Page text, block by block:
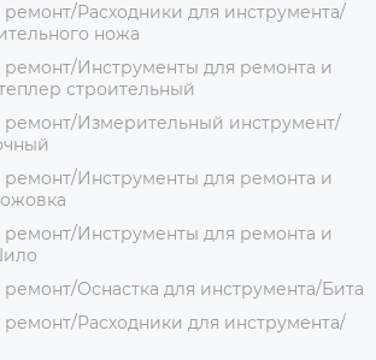
ремонт/Расходники для инструмента/
ножа
ремонт/Инструменты для ремонта и
строительный
ремонт/Измерительный инструмент/
ремонт/Инструменты для ремонта и
ремонт/Инструменты для ремонта и
Оснастка для инструмента/Бита
ремонт/Расходники для инструмента/